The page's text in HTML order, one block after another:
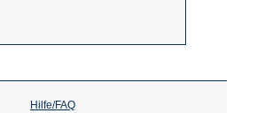
Hilfe/FAQ